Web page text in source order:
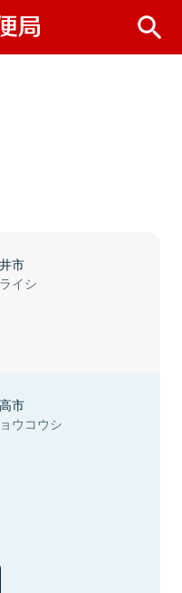
市
イシ
市
ウコウシ